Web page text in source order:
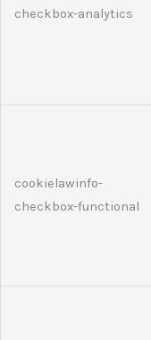
checkbox-analytics
cookielawinfo-
checkbox-functional